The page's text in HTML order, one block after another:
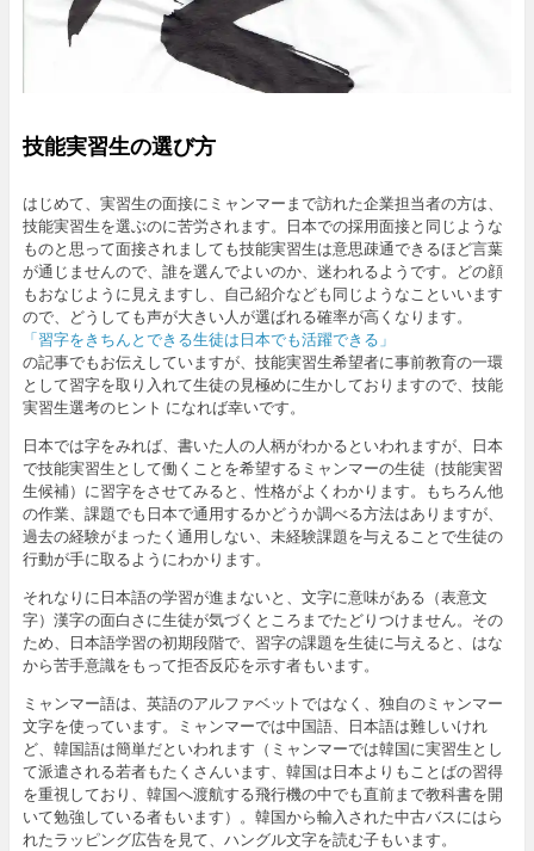
技能実習生の選び方
はじめて、実習生の面接にミャンマーまで訪れた企業担当者の方は、
技能実習生を選ぶのに苦労されます。日本での採用面接と同じような
ものと思って面接されましても技能実習生は意思疎通できるほど言葉
が通じませんので、誰を選んでよいのか、迷われるようです。どの顔
もおなじように見えますし、自己紹介なども同じようなこといいます
ので、どうしても声が大きい人が選ばれる確率が高くなります。
「習字をきちんとできる生徒は日本でも活躍できる」
の記事でもお伝えしていますが、技能実習生希望者に事前教育の一環
として習字を取り入れて生徒の見極めに生かしておりますので、技能
実習生選考のヒント になれば幸いです。
日本では字をみれば、書いた人の人柄がわかるといわれますが、日本
で技能実習生として働くことを希望するミャンマーの生徒（技能実習
生候補）に習字をさせてみると、性格がよくわかります。もちろん他
の作業、課題でも日本で通用するかどうか調べる方法はありますが、
過去の経験がまったく通用しない、未経験課題を与えることで生徒の
行動が手に取るようにわかります。
それなりに日本語の学習が進まないと、文字に意味がある（表意文
字）漢字の面白さに生徒が気づくところまでたどりつけません。その
ため、日本語学習の初期段階で、習字の課題を生徒に与えると、はな
から苦手意識をもって拒否反応を示す者もいます。
ミャンマー語は、英語のアルファベットではなく、独自のミャンマー
文字を使っています。ミャンマーでは中国語、日本語は難しいけれ
ど、韓国語は簡単だといわれます（ミャンマーでは韓国に実習生とし
て派遣される若者もたくさんいます、韓国は日本よりもことばの習得
を重視しており、韓国へ渡航する飛行機の中でも直前まで教科書を開
いて勉強している者もいます）。韓国から輸入された中古バスにはら
れたラッピング広告を見て、ハングル文字を読む子もいます。